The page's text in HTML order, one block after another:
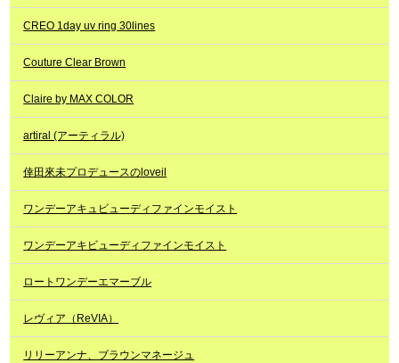
CREO 1day uv ring 30lines
Couture Clear Brown
Claire by MAX COLOR
artiral (アーティラル)
倖田來未プロデュースのloveil
ワンデーアキュビューディファインモイスト
ワンデーアキビューディファインモイスト
ロートワンデーエマーブル
レヴィア（ReVIA）
リリーアンナ、ブラウンマネージュ